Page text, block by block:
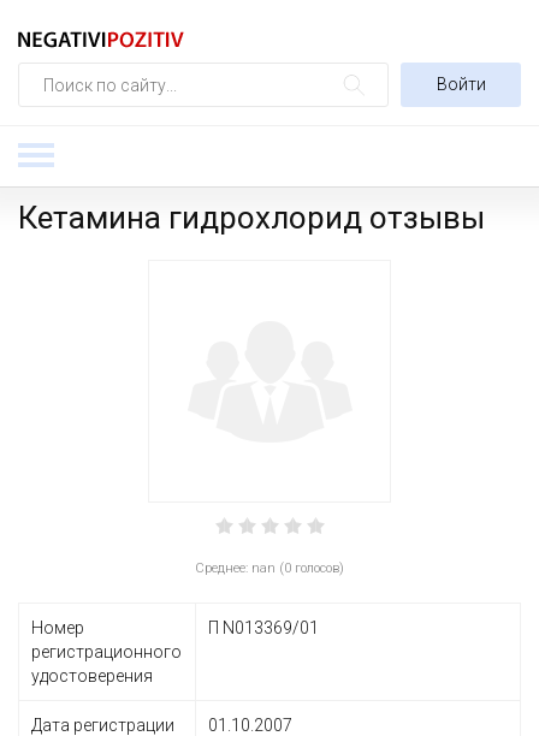
Войти
Кетамина гидрохлорид отзывы
Среднее: nan (0 голосов)
Номер
регистрационного
удостоверения
П N013369/01
Дата регистрации 01.10.2007